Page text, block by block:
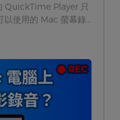
QuickTime Player 只
以使用的 Mac 螢幕錄